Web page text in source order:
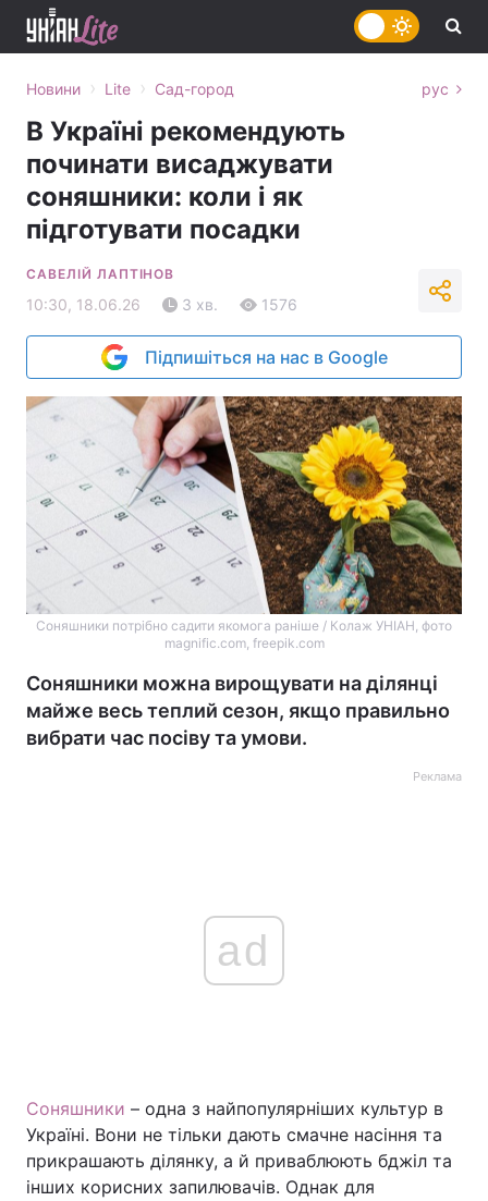
Україна Політика
Економіка Світ
Новини › Lite › Сад-город рус
В Україні рекомендують
починати висаджувати
соняшники: коли і як
підготувати посадки
САВЕЛІЙ ЛАПТІНОВ
10:30, 18.06.26 3 хв. 1576
Підпишіться на нас в Google
Соняшники потрібно садити якомога раніше / Колаж УНІАН, фото
magnific.com, freepik.com
Соняшники можна вирощувати на ділянці
майже весь теплий сезон, якщо правильно
вибрати час посіву та умови.
Реклама
ad
Соняшники – одна з найпопулярніших культур в
Україні. Вони не тільки дають смачне насіння та
прикрашають ділянку, а й приваблюють бджіл та
інших корисних запилювачів. Однак для